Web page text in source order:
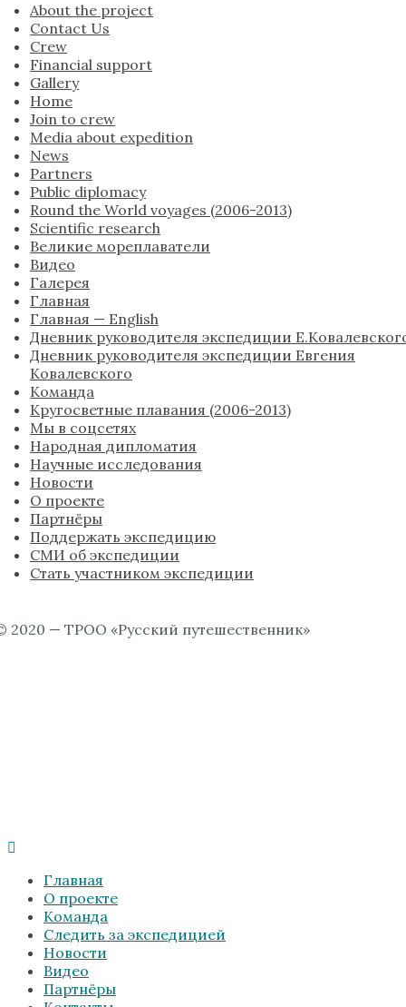
About the project
Contact Us
Crew
Financial support
Gallery
Home
Join to crew
Media about expedition
News
Partners
Public diplomacy
Round the World voyages (2006-2013)
Scientific research
Великие мореплаватели
Видео
Галерея
Главная
Главная — English
Дневник руководителя экспедиции
Дневник руководителя экспедиции Евгения
Ковалевского
Команда
Кругосветные плавания (2006-2013)
Мы в соцсетях
Народная дипломатия
Научные исследования
Новости
О проекте
Партнёры
Поддержать экспедицию
СМИ об экспедиции
Стать участником экспедиции
2020 — ТРОО «Русский путешественник»
Главная
О проекте
Команда
Следить за экспедицией
Новости
Видео
Партнёры